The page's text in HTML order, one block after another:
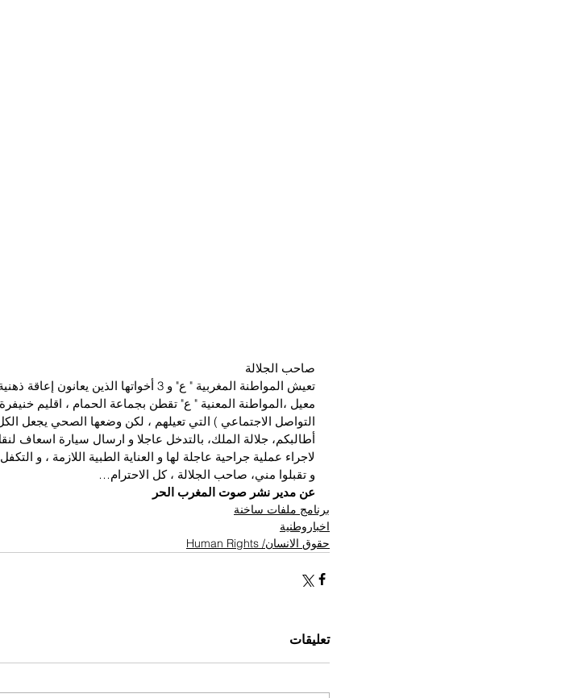
صاحب الجلالة
تعيش المواطنة المغربية " ع" و 3 أخواتها
معيل ،المواطنة المعنية " ع" تقطن بجماعة الحمام ، اقليم
التواصل الاجتماعي ) التي تعيلهم ، لكن وضعها الصحي يجعل
أطالبكم، جلالة الملك، بالتدخل عاجلا و ارسال سيارة اسعاف
لاجراء عملية جراحية عاجلة لها و العناية الطبية اللازمة ، و
و تقبلوا مني، صاحب الجلالة ، كل الاحترام…
عن مدير نشر صوت المغرب الحر
برنامج ملفات ساخنة
اخباروطنية
حقوق الانسان/ Human Rights
تعليقات